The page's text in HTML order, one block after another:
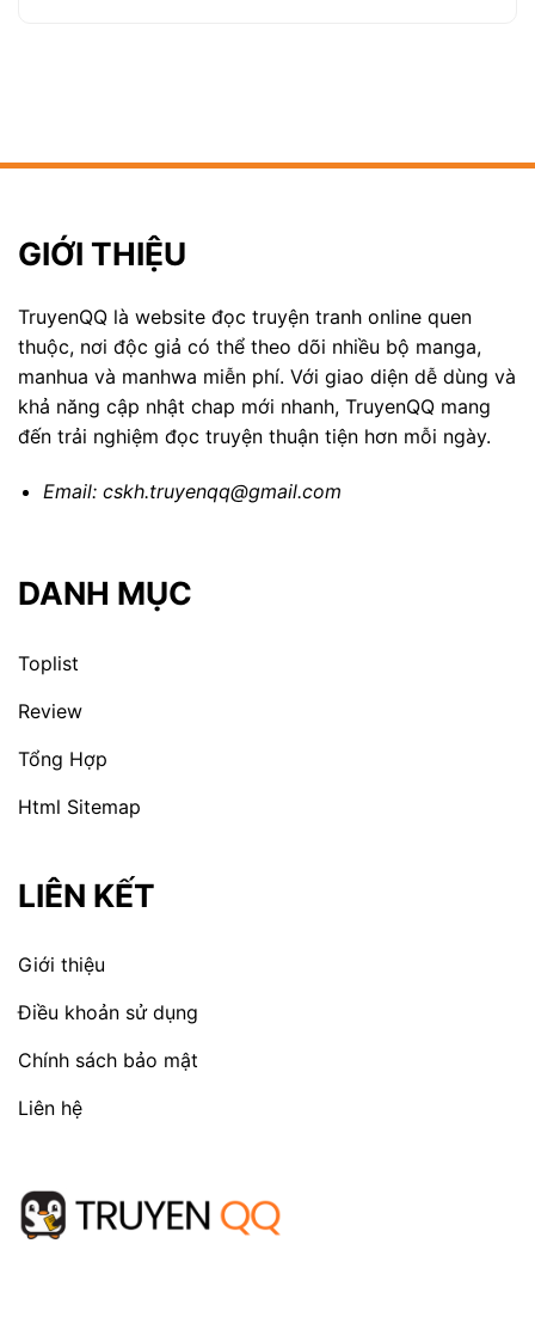
GIỚI THIỆU
TruyenQQ là website đọc truyện tranh online quen
thuộc, nơi độc giả có thể theo dõi nhiều bộ manga,
manhua và manhwa miễn phí. Với giao diện dễ dùng và
khả năng cập nhật chap mới nhanh, TruyenQQ mang
đến trải nghiệm đọc truyện thuận tiện hơn mỗi ngày.
Email: cskh.truyenqq@gmail.com
DANH MỤC
Toplist
Review
Tổng Hợp
Html Sitemap
LIÊN KẾT
Giới thiệu
Điều khoản sử dụng
Chính sách bảo mật
Liên hệ